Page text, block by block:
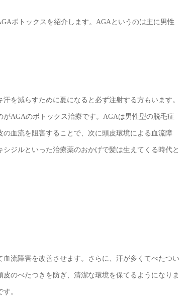
ボトックスを紹介します。AGAというのは主に男性
を減らすために夏になると必ず注射する方もいます。
AGAのボトックス治療です。AGAは男性型の脱毛症
血流を阻害することで、次に頭皮環境による血流障
ジルといった治療薬のおかげで髪は生えてくる時代と
流障害を改善させます。さらに、汗が多くてべたつい
のべたつきを防ぎ、清潔な環境を保てるようになりま
。